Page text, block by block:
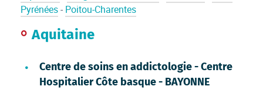
Pyrénées- Poitou-Charentes
Aquitaine
Centre de soins en addictologie - Centre
Hospitalier Côte basque - BAYONNE